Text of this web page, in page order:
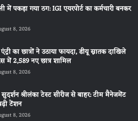
में पकड़ा गया ठग: IGI एयरपोर्ट का कर्मचारी बनकर
8, 2026
का छात्रों ने उठाया फायदा, डीयू स्नातक दाखिले
में 2,589 नए छात्र शामिल
8, 2026
श्रीलंका टेस्ट सीरीज से बाहर: टीम मैनेजमेंट
टेंशन
8, 2026